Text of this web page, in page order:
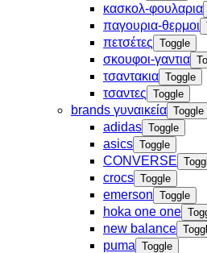
κασκολ-φουλαρια
παγουρια-θερμοι
πετσέτες Toggle
σκουφοι-γαντια
τσαντακια Toggle
τσαντες Toggle
brands γυναικεία Toggle
adidas Toggle
asics Toggle
CONVERSE
crocs Toggle
emerson Toggle
hoka one one
new balance
puma Toggle